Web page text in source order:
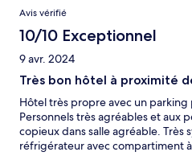
Avis vérifié
10/10 Exceptionnel
9 avr. 2024
Très bon hôtel à proximité
Hôtel très propre avec un parking
Personnels très agréables et aux
copieux dans salle agréable. Très
réfrigérateur avec compartiment